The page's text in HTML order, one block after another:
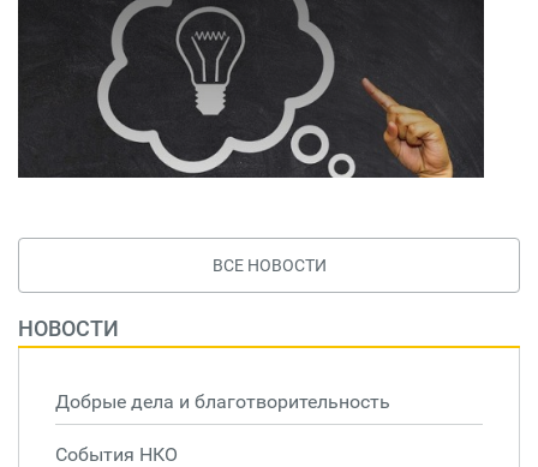
ВСЕ НОВОСТИ
НОВОСТИ
Добрые дела и благотворительность
События НКО